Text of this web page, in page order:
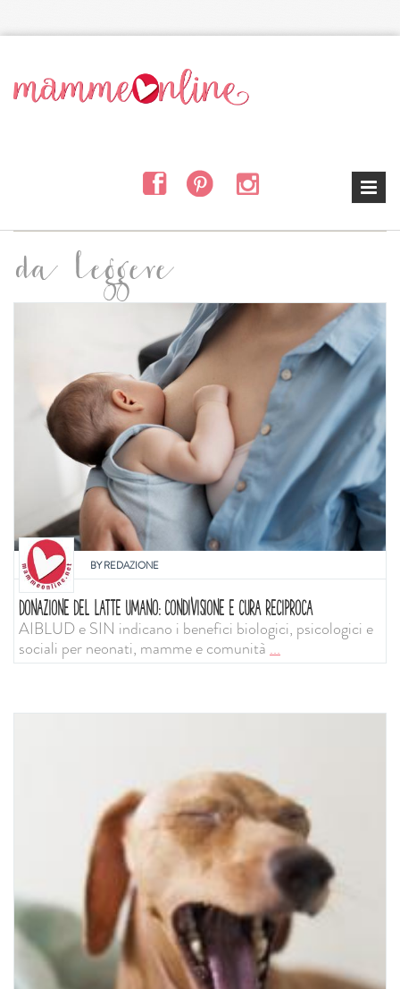
da leggere
BYREDAZIONE
DONAZIONE DEL LATTE UMANO: CONDIVISIONE E CURA RECIPROCA
AIBLUD e SIN indicano i benefici biologici, psicologici e
sociali per neonati, mamme e comunità...